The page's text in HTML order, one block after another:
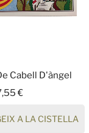
Cabell D'àngel
€
A LA CISTELLA